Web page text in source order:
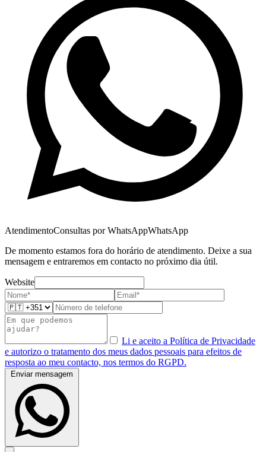
AtendimentoConsultas por WhatsAppWhatsApp
De momento estamos fora do horário de atendimento. Deixe a sua
mensagem e entraremos em contacto no próximo dia útil.
Website
Li e aceito a Política de Privacidade
e autorizo o tratamento dos meus dados pessoais para efeitos de
resposta ao meu contacto, nos termos do RGPD.